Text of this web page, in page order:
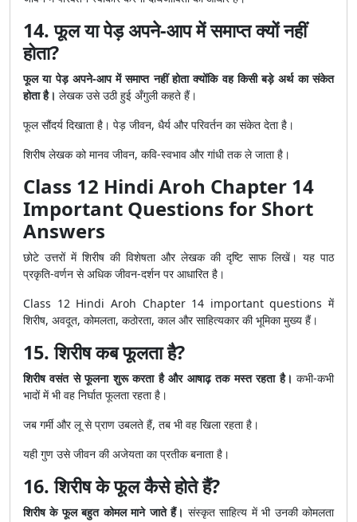
14. फूल या पेड़ अपने-आप में समाप्त क्यों नहीं
होता?
फूल या पेड़ अपने-आप में समाप्त नहीं होता क्योंकि वह किसी बड़े अर्थ का संकेत
होता है। लेखक उसे उठी हुई अँगुली कहते हैं।
फूल सौंदर्य दिखाता है। पेड़ जीवन, धैर्य और परिवर्तन का संकेत देता है।
शिरीष लेखक को मानव जीवन, कवि-स्वभाव और गांधी तक ले जाता है।
Class 12 Hindi Aroh Chapter 14
Important Questions for Short
Answers
छोटे उत्तरों में शिरीष की विशेषता और लेखक की दृष्टि साफ लिखें। यह पाठ
प्रकृति-वर्णन से अधिक जीवन-दर्शन पर आधारित है।
Class 12 Hindi Aroh Chapter 14 important questions में
शिरीष, अवदूत, कोमलता, कठोरता, काल और साहित्यकार की भूमिका मुख्य हैं।
15. शिरीष कब फूलता है?
शिरीष वसंत से फूलना शुरू करता है और आषाढ़ तक मस्त रहता है। कभी-कभी
भादों में भी वह निर्घात फूलता रहता है।
जब गर्मी और लू से प्राण उबलते हैं, तब भी वह खिला रहता है।
यही गुण उसे जीवन की अजेयता का प्रतीक बनाता है।
16. शिरीष के फूल कैसे होते हैं?
शिरीष के फूल बहुत कोमल माने जाते हैं। संस्कृत साहित्य में भी उनकी कोमलता